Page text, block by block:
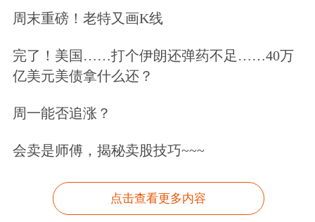
商业航天的力量在我国卫星互联网建设
中逐渐凸显。卫星互联网低轨06组、07
组卫星均在海南商业航天发射场发射，
实现了五天两发。这也是海南商业航天
发射场首次挑战高密度发射即获成功。
完成四次发射。
周末重磅！老特又画K线
完了！美国……打个伊朗还弹药不足……40万
亿美元美债拿什么还？
周一能否追涨？
会卖是师傅，揭秘卖股技巧~~~
点击查看更多内容